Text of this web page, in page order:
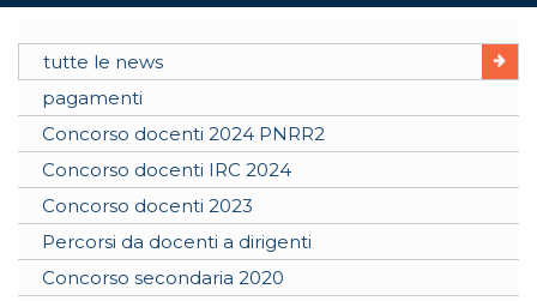
tutte le news
pagamenti
Concorso docenti 2024 PNRR2
Concorso docenti IRC 2024
Concorso docenti 2023
Percorsi da docenti a dirigenti
Concorso secondaria 2020